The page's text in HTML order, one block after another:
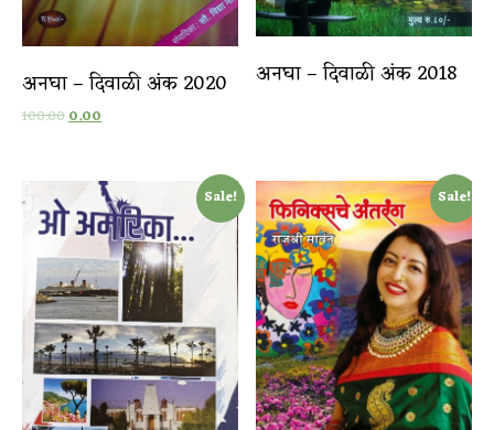
अनघा – दिवाळी अंक 2020
100.000.00
अनघा – दिवाळी अंक 2018
Sale! Sale!